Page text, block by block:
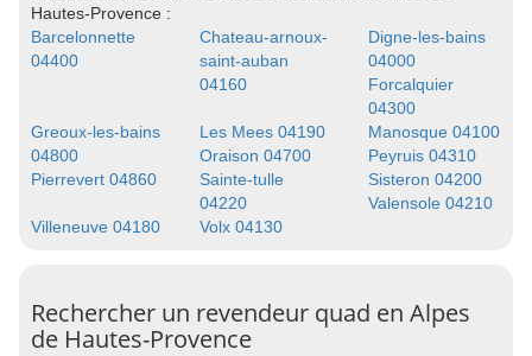
Hautes-Provence :
Barcelonnette
04400
Chateau-arnoux-
saint-auban
04160
Digne-les-bains
04000
Forcalquier
04300
Greoux-les-bains
04800
Les Mees 04190
Manosque 04100
Oraison 04700
Peyruis 04310
Pierrevert 04860
Sainte-tulle
04220
Sisteron 04200
Valensole 04210
Villeneuve 04180
Volx 04130
Rechercher un revendeur quad en Alpes
de Hautes-Provence